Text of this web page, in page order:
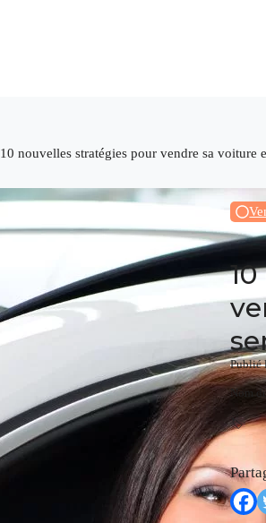
10 nouvelles stratégies pour vendre sa voiture
Publié
Nom
🏷️